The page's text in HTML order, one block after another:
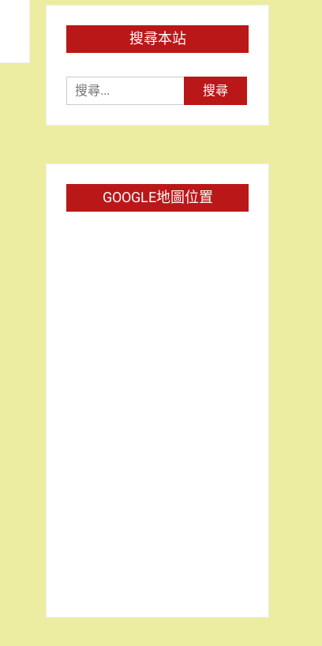
搜尋本站
尋
關
GOOGLE地圖位置